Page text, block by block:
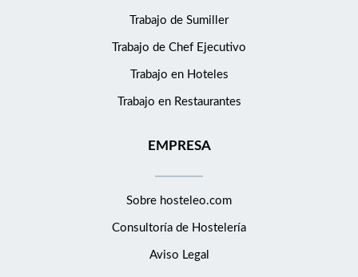
Trabajo de Sumiller
Trabajo de Chef Ejecutivo
Trabajo en Hoteles
Trabajo en Restaurantes
EMPRESA
Sobre hosteleo.com
Consultoría de Hostelería
Aviso Legal